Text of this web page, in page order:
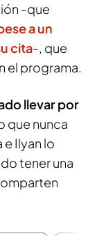
-que
a un
cita-, que
el programa.
llevar por
que nunca
e Ilyan lo
tener una